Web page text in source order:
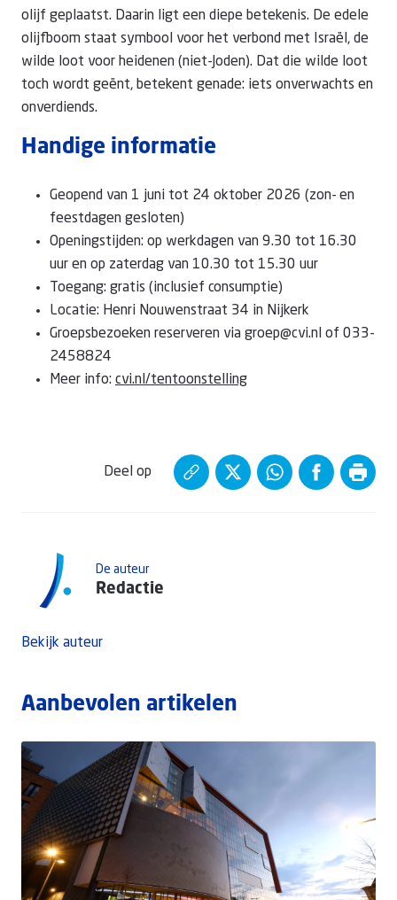
olijf geplaatst. Daarin ligt een diepe betekenis. De edele
olijfboom staat symbool voor het verbond met Israël, de
wilde loot voor heidenen (niet-Joden). Dat die wilde loot
toch wordt geënt, betekent genade: iets onverwachts en
onverdiends.
Handige informatie
Geopend van 1 juni tot 24 oktober 2026 (zon- en
feestdagen gesloten)
Openingstijden: op werkdagen van 9.30 tot 16.30
uur en op zaterdag van 10.30 tot 15.30 uur
Toegang: gratis (inclusief consumptie)
Locatie: Henri Nouwenstraat 34 in Nijkerk
Groepsbezoeken reserveren via groep@cvi.nl of 033-
2458824
Meer info: cvi.nl/tentoonstelling
De auteur
Redactie
Bekijk auteur
Deel op
Aanbevolen artikelen